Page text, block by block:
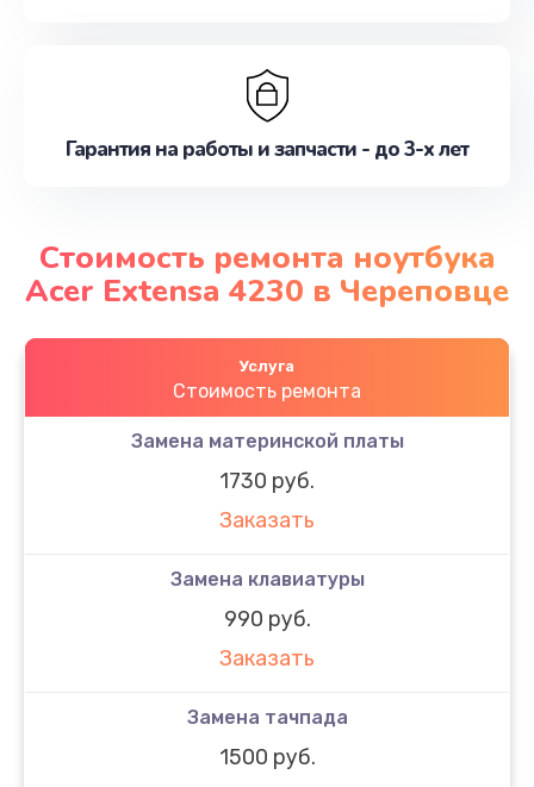
Гарантия на работы и запчасти - до 3-х лет
Стоимость ремонта ноутбука
Acer Extensa 4230 в Череповце
Услуга
Стоимость ремонта
Замена материнской платы
1730 руб.
Заказать
Замена клавиатуры
990 руб.
Заказать
Замена тачпада
1500 руб.